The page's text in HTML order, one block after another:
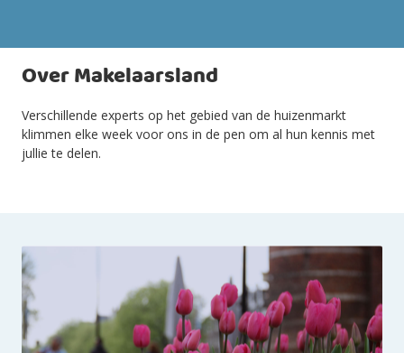
Over Makelaarsland
Verschillende experts op het gebied van de huizenmarkt
klimmen elke week voor ons in de pen om al hun kennis met
jullie te delen.